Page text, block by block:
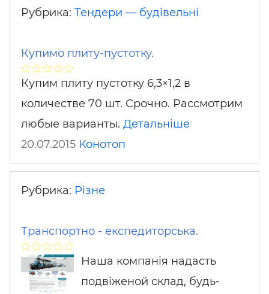
Рубрика: Тендери — будівельні
Купимо плиту-пустотку.
Купим плиту пустотку 6,3×1,2 в
количестве 70 шт. Срочно. Рассмотрим
любые варианты. Детальніше
20.07.2015 Конотоп
Рубрика: Різне
Транспортно - експедиторська.
Наша компанія надасть
подвіженой склад, будь-